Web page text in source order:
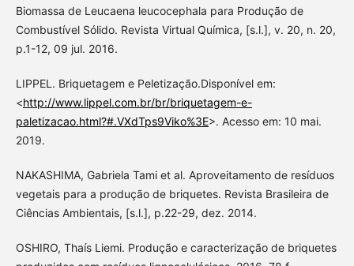
Biomassa de Leucaena leucocephala para Produção de
Combustível Sólido. Revista Virtual Química, [s.l.], v. 20, n. 20,
p.1-12, 09 jul. 2016.
LIPPEL. Briquetagem e Peletização.Disponível em:
<http://www.lippel.com.br/br/briquetagem-e-
paletizacao.html?#.VXdTps9Viko%3E>. Acesso em: 10 mai.
2019.
NAKASHIMA, Gabriela Tami et al. Aproveitamento de resíduos
vegetais para a produção de briquetes. Revista Brasileira de
Ciências Ambientais, [s.l.], p.22-29, dez. 2014.
OSHIRO, Thaís Liemi. Produção e caracterização de briquetes